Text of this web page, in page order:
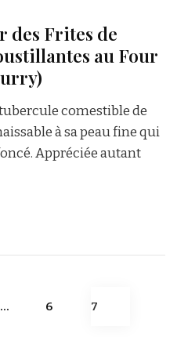
des Frites de
au Four
comestible de
à sa peau fine qui
Appréciée autant
… PAGE
6 PAGE
7